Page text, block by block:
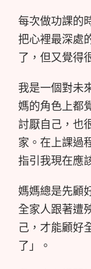
每次做功課的
把心裡最深處
了，但又覺得
我是一個對未
媽的角色上都
討厭自己，也
家。在上課過
指引我現在應
媽媽總是先顧
全家人跟著遭
己，才能顧好
了」。